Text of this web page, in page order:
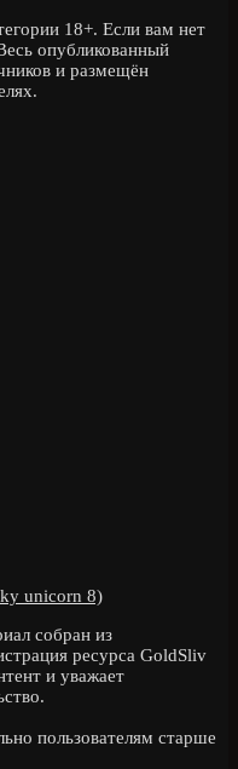
18+. Если вам нет
опубликованный
и размещён
unicorn 8)
собран из
ресурса GoldSliv
и уважает
пользователям старше